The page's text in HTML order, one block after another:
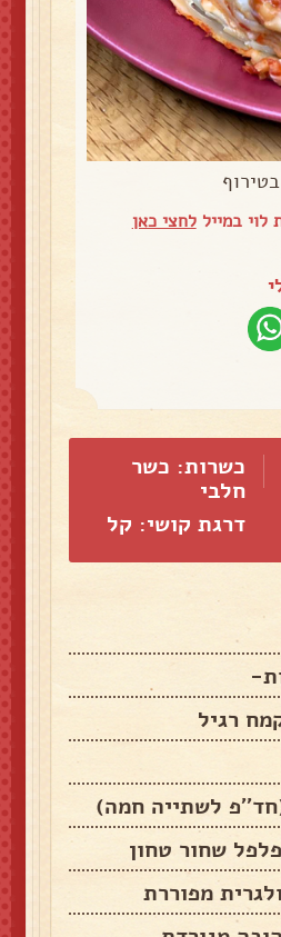
לוי במייללחצי כאן
כשרות: כשר
חלבי
דרגת קושי: קל
שחור טחון